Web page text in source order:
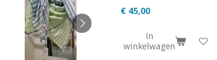
€ 45,00
In
winkelwagen